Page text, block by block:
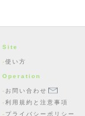
Site
使い方
Operation
お問い合わせ
利用規約と注意事項
プライバシーポリシー